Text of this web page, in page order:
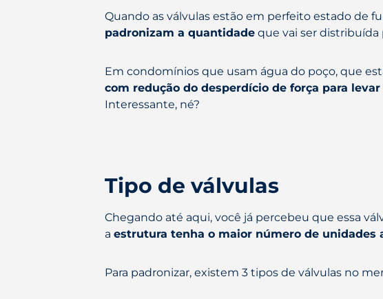
Quando as válvulas estão em perfeito estado de
padronizam a quantidade que vai ser distribuída
Em condomínios que usam água do poço, que
com redução do desperdício de força para
Interessante, né?
Tipo de válvulas
Chegando até aqui, você já percebeu que essa
a estrutura tenha o maior número de unidades
Para padronizar, existem 3 tipos de válvulas no